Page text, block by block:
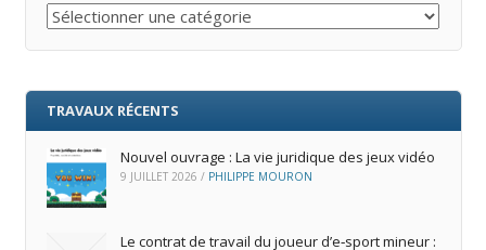
Catégories
TRAVAUX RÉCENTS
Nouvel ouvrage : La vie juridique des jeux vidéo
9 JUILLET 2026 / PHILIPPE MOURON
Le contrat de travail du joueur d’e‑sport mineur :